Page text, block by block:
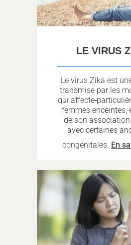
LE VIRUS
Le virus Zika est
transmise par les
qui affecte
femmes enceintes,
de son
avec certaines
congénitales. En